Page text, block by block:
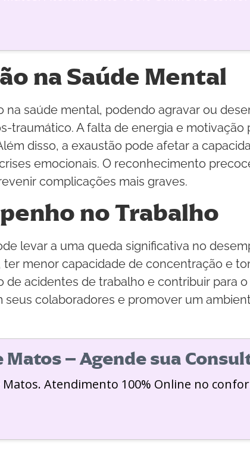
na Saúde Mental
saúde mental, podendo agravar ou
traumático. A falta de energia e motivação
disso, a exaustão pode afetar a
emocionais. O reconhecimento
complicações mais graves.
no Trabalho
levar a uma queda significativa no
menor capacidade de concentração e
de acidentes de trabalho e contribuir para
seus colaboradores e promover um
– Agende sua
Atendimento 100% Online no